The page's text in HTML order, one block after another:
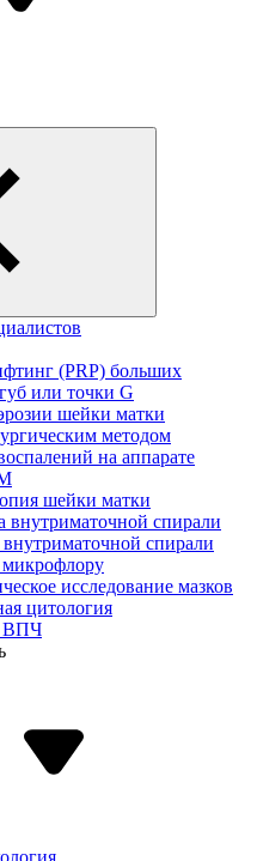
(PRP) больших
или точки G
шейки матки
методом
на аппарате
шейки матки
внутриматочной спирали
спирали
исследование мазков
цитология
ВПЧ